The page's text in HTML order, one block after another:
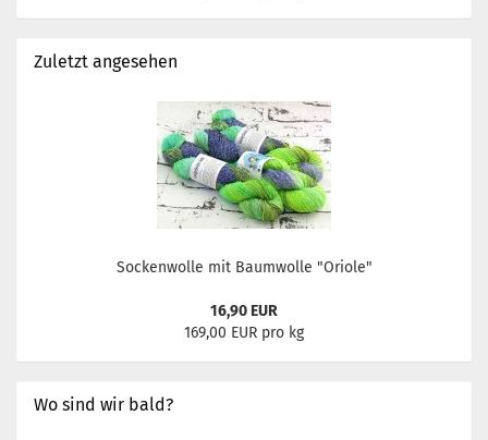
Zuletzt angesehen
Sockenwolle mit Baumwolle "Oriole"
16,90 EUR
169,00 EUR pro kg
Wo sind wir bald?